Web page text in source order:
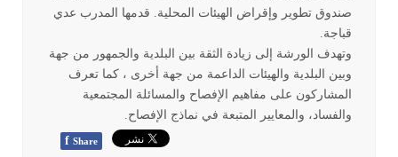
صندوق تطوير وإقراض الهيئات المحلية. قدمها المدرب عدي
قباجة
وتهدف الورشة إلى زيادة الثقة بين البلدية والجمهور من جهة
وبين البلدية والهيئات الداعمة من جهة أخرى ، كما تعرف
المشاركون على مفاهيم الإفصاح والمسائلة المجتمعية
والفساد، والمعايير المتبعة في نماذج الإفصاح
f Share